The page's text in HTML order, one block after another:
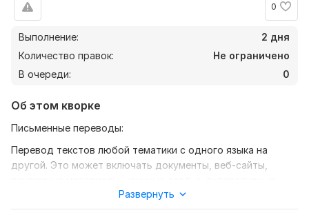
0
Выполнение:
2 дня
Количество правок:
Не ограничено
В очереди:
0
Об этом кворке
Письменные переводы:
Перевод текстов любой тематики с одного языка на
другой. Это может включать документы, веб-сайты,
произведения и многое другое.
Развернуть